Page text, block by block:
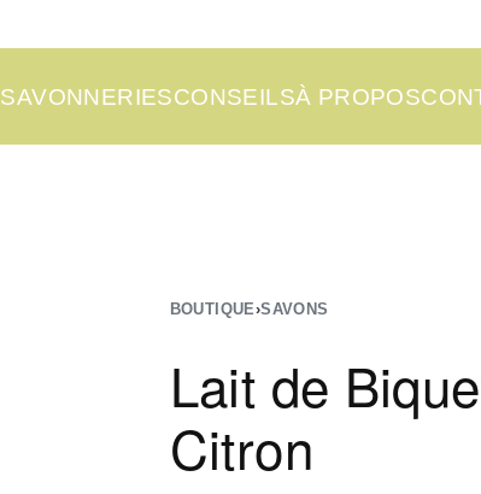
SAVONNERIESCONSEILSÀ PROPOS
BOUTIQUE›SAVONS
Lait de
Citron